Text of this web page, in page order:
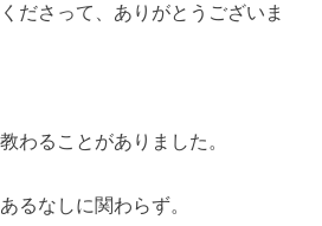
ださって、ありがとうございま
わることがありました。
るなしに関わらず。